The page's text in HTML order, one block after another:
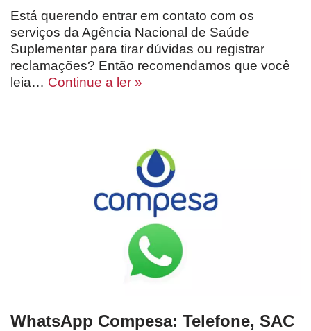
Está querendo entrar em contato com os
serviços da Agência Nacional de Saúde
Suplementar para tirar dúvidas ou registrar
reclamações? Então recomendamos que você
leia… Continue a ler »
WhatsApp Compesa: Telefone, SAC